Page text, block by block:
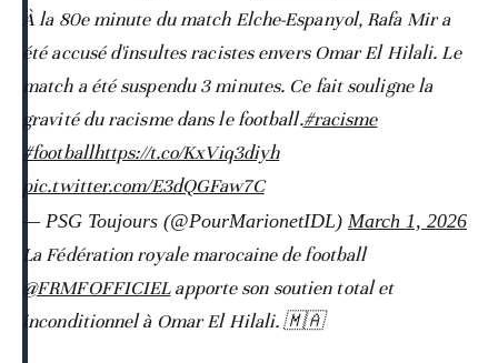
À la 80e minute du match Elche-Espanyol, Rafa Mir a
été accusé d'insultes racistes envers Omar El Hilali. Le
match a été suspendu 3 minutes. Ce fait souligne la
gravité du racisme dans le football.#racisme
#footballhttps://t.co/KxViq3diyh
pic.twitter.com/E3dQGFaw7C
— PSG Toujours (@PourMarionetIDL) March 1, 2026
La Fédération royale marocaine de football
@FRMFOFFICIELapporte son soutien total et
inconditionnel à Omar El Hilali. 🇲🇦